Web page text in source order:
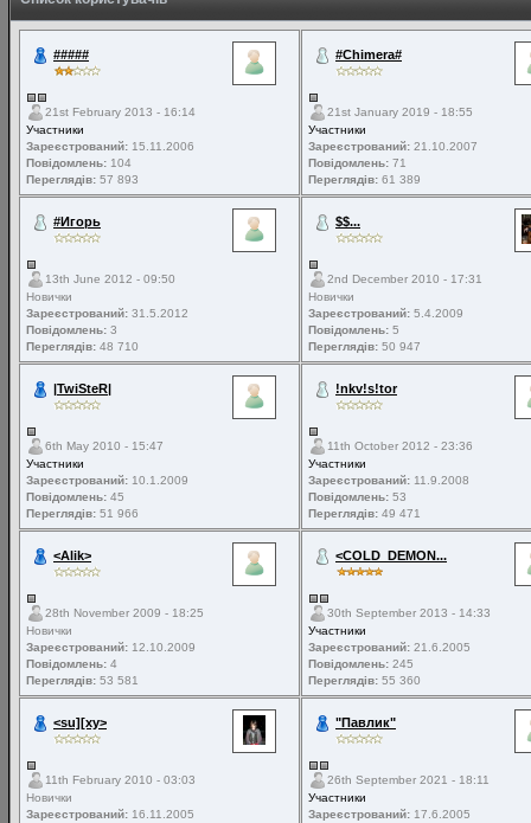
#####
21st February 2013 - 16:14
Участники
Зареєстрований: 15.11.2006
Повідомлень: 104
Переглядів: 57 893
#Chimera#
21st January 2019 - 18:55
Участники
Зареєстрований: 21.10.2007
Повідомлень: 71
Переглядів: 61 389
#Игорь
13th June 2012 - 09:50
Новички
Зареєстрований: 31.5.2012
Повідомлень: 3
Переглядів: 48 710
$$...
2nd December 2010 - 17:31
Новички
Зареєстрований: 5.4.2009
Повідомлень: 5
Переглядів: 50 947
|TwiSteR|
6th May 2010 - 15:47
Участники
Зареєстрований: 10.1.2009
Повідомлень: 45
Переглядів: 51 966
!nkv!s!tor
11th October 2012 - 23:36
Участники
Зареєстрований: 11.9.2008
Повідомлень: 53
Переглядів: 49 471
<Alik>
28th November 2009 - 18:25
Новички
Зареєстрований: 12.10.2009
Повідомлень: 4
Переглядів: 53 581
<COLD_DEMON...
30th September 2013 - 14:33
Участники
Зареєстрований: 21.6.2005
Повідомлень: 245
Переглядів: 55 360
<su][xy>
11th February 2010 - 03:03
Новички
Зареєстрований: 16.11.2005
"Павлик"
26th September 2021 - 18:11
Участники
Зареєстрований: 17.6.2005